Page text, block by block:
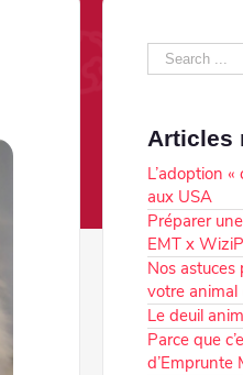
Articles
L’adoption
aux USA
Préparer
EMT x
Nos
votre animal
Le deuil
Parce que
d’Emprunte